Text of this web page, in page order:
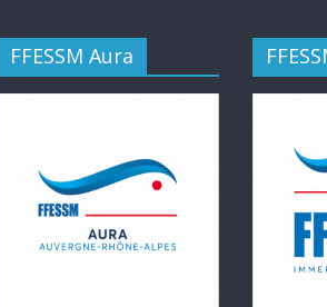
FFESSM Aura